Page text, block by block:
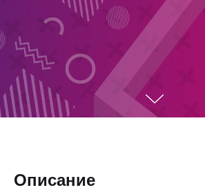
Описание